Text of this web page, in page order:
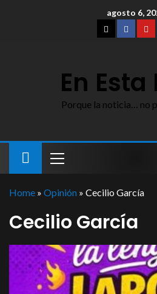
agosto 6,
En Esta
Porque la noticia… no
Home » Opinión » Cecilio García
Cecilio García